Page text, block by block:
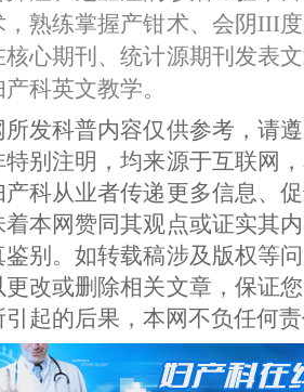
熟练掌握产钳术、会阴III
心期刊、统计源期刊发表
科英文教学。
所发科普内容仅供参考，请
别注明，均来源于互联网
科从业者传递更多信息、
着本网赞同其观点或证实其
别。如转载稿涉及版权等
更改或删除相关文章，保证
起的后果，本网不负任何